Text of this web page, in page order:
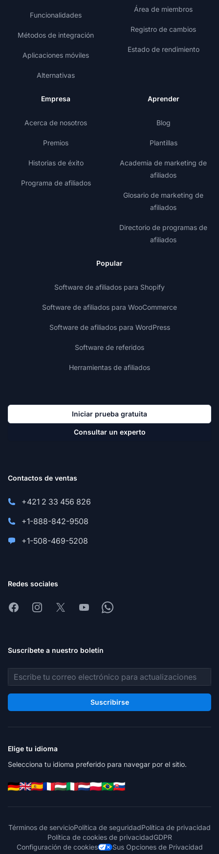
Funcionalidades
Métodos de integración
Aplicaciones móviles
Alternativas
Área de miembros
Registro de cambios
Estado de rendimiento
Empresa
Acerca de nosotros
Premios
Historias de éxito
Programa de afiliados
Aprender
Blog
Plantillas
Academia de marketing de
afiliados
Glosario de marketing de
afiliados
Directorio de programas de
afiliados
Popular
Software de afiliados para Shopify
Software de afiliados para WooCommerce
Software de afiliados para WordPress
Software de referidos
Herramientas de afiliados
Iniciar prueba gratuita
Consultar un experto
Contactos de ventas
+421 2 33 456 826
+1-888-842-9508
+1-508-469-5208
Redes sociales
FacebookInstagram
X YoutubeWhatsapp
Suscríbete a nuestro boletín
Dirección de correo electrónico
Suscribirse
Elige tu idioma
Selecciona tu idioma preferido para navegar por el sitio.
Términos de servicioPolítica de seguridadPolítica de privacidad
Política de cookies de privacidadGDPR
Configuración de cookies
Sus Opciones de Privacidad